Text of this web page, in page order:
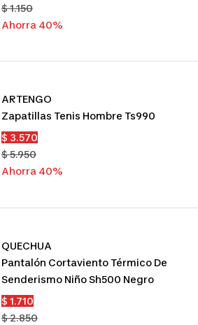
de
venta
Precio
normal
$ 1.150
Ahorra 40%
ARTENGO
Zapatillas Tenis Hombre Ts990
Precio
de
venta
$ 3.570
Precio
normal
$ 5.950
Ahorra 40%
QUECHUA
Pantalón Cortaviento Térmico De
Senderismo Niño Sh500 Negro
Precio
de
$ 1.710
Precio
$ 2.850